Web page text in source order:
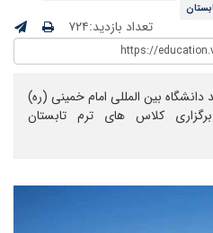
تعداد بازدید:۷۲۴
بین المللی امام خمینی (ره)
اقدام به برگزاری کلاس های ترم تابستان